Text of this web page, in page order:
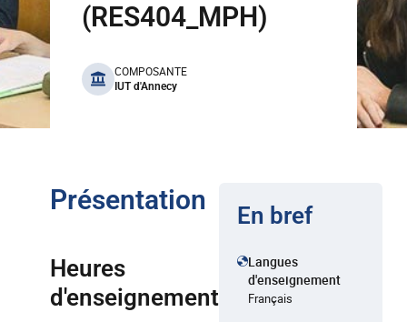
(RES404_MPH)
benefits
COMPOSANTE
IUT d'Annecy
Présentation
Heures
d'enseignement
En bref
Langues
d'enseignement
Français